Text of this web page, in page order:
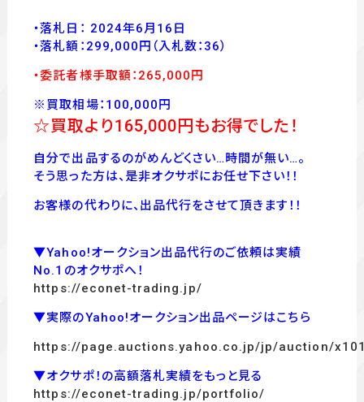
・落札日： 2024年6月16日
・落札額：299,000 円 （入札数：36）
・委託者様手取額：265,000 円
※買取相場：100,000円
☆買取より165,000円もお得でした！
自分で出品するのがめんどくさい…時間が無い…。
そう思った方は、是非オクサポにお任せ下さい！！
お客様の代わりに、出品代行をさせて頂きます！！
▼Yahoo!オークション出品代行のご依頼は実績
No.1のオクサポへ！
https://econet-trading.jp/
▼実際のYahoo!オークション出品ページはこちら
https://page.auctions.yahoo.co.jp/jp/auction/
▼オクサポ！の高額落札実績をもっと見る
https://econet-trading.jp/portfolio/